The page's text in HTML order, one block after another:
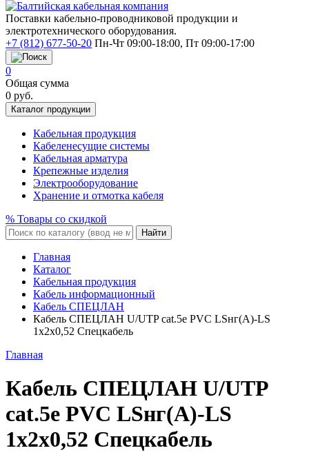
Поставки кабельно-проводниковой продукции и
электротехнического оборудования.
+7 (812) 677-50-20 Пн-Чт 09:00-18:00, Пт 09:00-17:00
0
Общая сумма
0 руб.
Каталог продукции
Кабельная продукция
Кабеленесущие системы
Кабельная арматура
Крепежные изделия
Электрооборудование
Хранение и отмотка кабеля
% Товары со скидкой
Найти
Главная
Каталог
Кабельная продукция
Кабель информационный
Кабель СПЕЦЛАН
Кабель СПЕЦЛАН U/UTP cat.5e PVC LSнг(A)-LS
1x2x0,52 Спецкабель
Главная
Кабель СПЕЦЛАН U/UTP
cat.5e PVC LSнг(A)-LS
1x2x0,52 Спецкабель